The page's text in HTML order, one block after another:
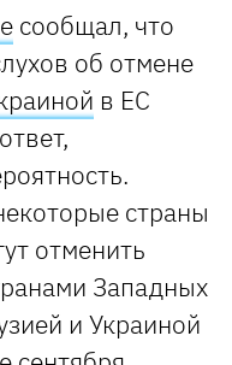
сообщал, что
об отмене
в ЕС
страны
отменить
Западных
и Украиной